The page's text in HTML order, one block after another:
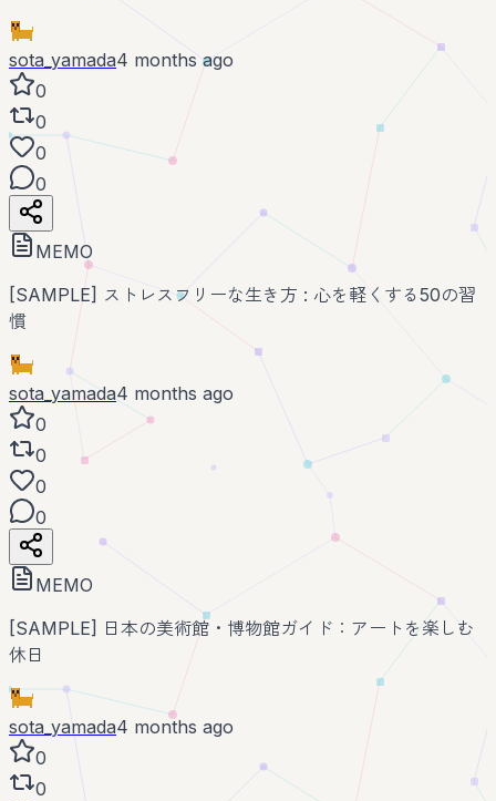
sota_yamada4 months ago
0
0
0
0
MEMO
[SAMPLE] ストレスフリーな生き方 : 心を軽くする50の習
慣
sota_yamada4 months ago
0
0
0
0
MEMO
[SAMPLE] 日本の美術館・博物館ガイド：アートを楽しむ
休日
sota_yamada4 months ago
0
0